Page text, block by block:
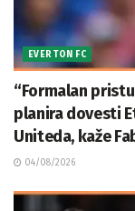
EVERTON FC
“Formalan
planira dovesti
Uniteda, kaže
04/08/2026